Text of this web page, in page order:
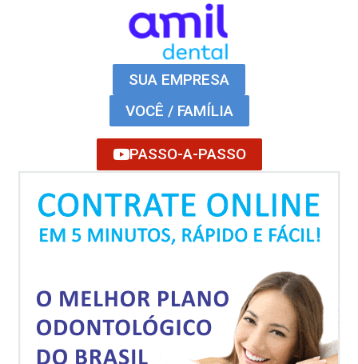
SUA EMPRESA
VOCÊ / FAMÍLIA
PASSO-A-PASSO